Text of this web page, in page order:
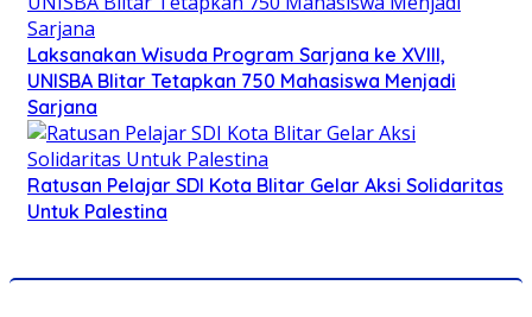
Laksanakan Wisuda Program Sarjana ke XVIII,
UNISBA Blitar Tetapkan 750 Mahasiswa Menjadi
Sarjana
Ratusan Pelajar SDI Kota Blitar Gelar Aksi Solidaritas
Untuk Palestina